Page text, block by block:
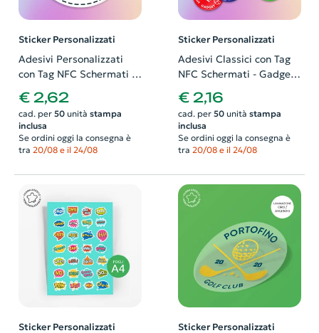
Sticker Personalizzati
Adesivi Personalizzati
con Tag NFC Schermati -
Gadget Digitali con il tuo
logo o grafica
€ 2,62
cad. per 50unità stampa
inclusa
Se ordini oggi la consegna è
tra 20/08 e il 24/08
Sticker Personalizzati
Adesivi Classici con Tag
NFC Schermati - Gadget
Digitali disponibili in
diversi colori
€ 2,16
cad. per 50unità stampa
inclusa
Se ordini oggi la consegna è
tra 20/08 e il 24/08
Sticker Personalizzati Sticker Personalizzati